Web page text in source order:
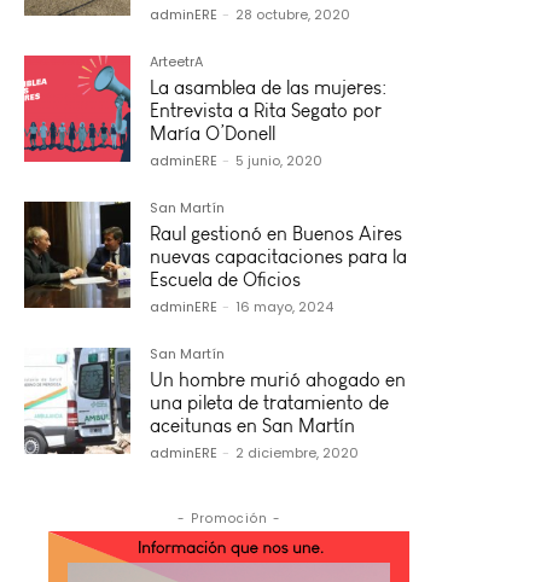
adminERE - 28 octubre, 2020
ArteetrA
La asamblea de las mujeres:
Entrevista a Rita Segato por
María O’Donell
adminERE - 5 junio, 2020
San Martín
Raul gestionó en Buenos Aires
nuevas capacitaciones para la
Escuela de Oficios
adminERE - 16 mayo, 2024
San Martín
Un hombre murió ahogado en
una pileta de tratamiento de
aceitunas en San Martín
adminERE - 2 diciembre, 2020
- Promoción -